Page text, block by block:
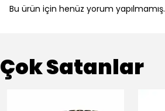
Bu ürün için henüz yorum yapılmamış.
Çok Satanlar